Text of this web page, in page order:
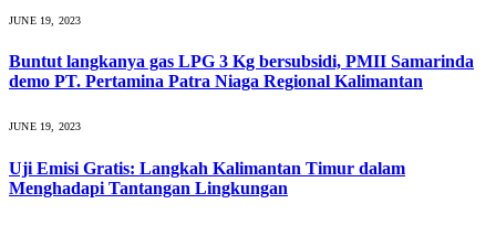
JUNE 19, 2023
Buntut langkanya gas LPG 3 Kg bersubsidi, PMII Samarinda
demo PT. Pertamina Patra Niaga Regional Kalimantan
JUNE 19, 2023
Uji Emisi Gratis: Langkah Kalimantan Timur dalam
Menghadapi Tantangan Lingkungan